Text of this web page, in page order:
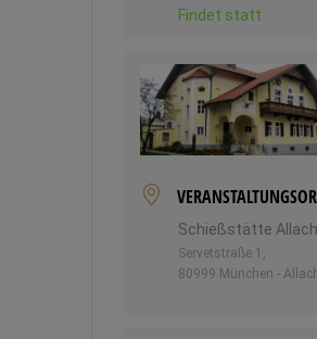
Findet statt
Schießstätte Allach
Servetstraße 1,
80999 München -